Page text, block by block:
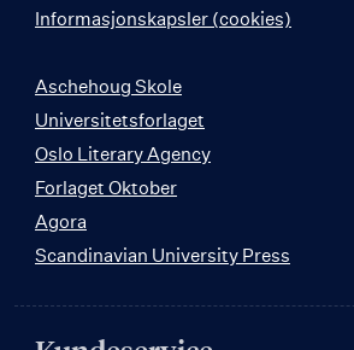
Informasjonskapsler (cookies)
Aschehoug Skole
Universitetsforlaget
Oslo Literary Agency
Forlaget Oktober
Agora
Scandinavian University Press